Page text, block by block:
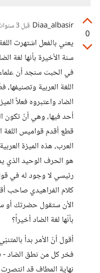
0
Diaa_albasir قبل 3 سنوات
يعني بالفعل اشتهرت
سنة الأخيرة بأنها لغة
في الحبث سنجد أن
اللغة العربية
الضاد واعتبروه فعلاً
أحد فيها، وهي أنّ تكون
قطع أقدم قواميس
العرب، هذه الميزة
هو الحرف الوحيد الذي
رئيسي لا وجود له في
كلام الفراهيدي صاحب
الأن ستقول حضرتك أو
بأنّها لغة الضاد أخيراً؟
أقول أنّ الأمر بدأ
فخر كل من نطق الضاد -
نهاية المطاف قد